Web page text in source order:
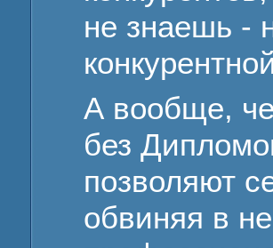
не знаешь -
А вообще,
без
позволяют
обвиняя в